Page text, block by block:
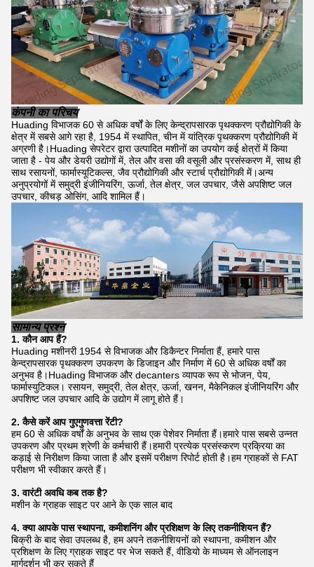
कंपनी का परिचय
Huading विभाजक 60 से अधिक वर्षों के लिए केन्द्रापसारक पृथक्करण प्रौद्योगिकी के
क्षेत्र में सबसे आगे रहा है, 1954 में स्थापित, चीन में यांत्रिक पृथक्करण प्रौद्योगिकी में
अग्रणी है।Huading सेपरेटर द्वारा उत्पादित मशीनों का उपयोग कई क्षेत्रों में किया
जाता है - पेय और डेयरी उद्योगों में, तेल और वसा की वसूली और प्रसंस्करण में, साथ ही
साथ रसायनों, फार्मास्यूटिकल्स, जैव प्रौद्योगिकी और स्टार्च प्रौद्योगिकी में।अन्य
अनुप्रयोगों में समुद्री इंजीनियरिंग, ऊर्जा, तेल क्षेत्र, जल उपचार, जैसे अपशिष्ट जल
उपचार, कीचड़ ओसिंग, आदि शामिल हैं।
सामान्य प्रश्न
1. कौनआपहैं?
Huading मशीनरी 1954 से विभाजक और डिकैन्टर निर्माता हैं, हमारे पास
केन्द्रापसारक पृथक्करण उपकरण के डिजाइन और निर्माण में 60 से अधिक वर्षों का
अनुभव है।Huading विभाजक और decanters व्यापक रूप से भोजन, पेय,
फार्मास्युटिकल। रसायन, समुद्री, तेल क्षेत्र, ऊर्जा, खनन, मैकेनिकल इंजीनियरिंग और
अपशिष्ट जल उपचार आदि के उद्योग में लागू होते हैं।
2. कैसे करेंआपगुएगुणवत्ता रेंटी?
हम 60 से अधिक वर्षों के अनुभव के साथ एक पेशेवर निर्माता हैं।हमारे पास सबसे उन्नत
उपकरण और प्रथम श्रेणी के कर्मचारी हैं।हमारी प्रत्येक प्रसंस्करण प्रक्रिया का
कड़ाई से निरीक्षण किया जाता है और इसमें परीक्षण रिपोर्ट होती है।हम ग्राहकों से FAT
परीक्षण भी स्वीकार करते हैं।
3. वारंटी अवधि कब तक है?
मशीन के ग्राहक साइट पर आने के एक साल बाद
4. क्या आपके पास स्थापना, कमीशनिंग और प्रशिक्षण के लिए तकनीशियन हैं?
बिक्री के बाद सेवा उपलब्ध है, हम अपने तकनीशियनों को स्थापना, कमीशन और
प्रशिक्षण के लिए ग्राहक साइट पर भेज सकते हैं, वीडियो के माध्यम से ऑनलाइन
मार्गदर्शन भी कर सकते हैं